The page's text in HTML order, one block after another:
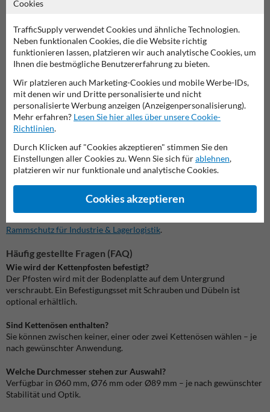
und Parkplatz
Dank der individuellen Konfigurationsmöglichkeiten lässt sich dieser
Pfosten optimal an Ihre Anforderungen anpassen. Wählen Sie aus
drei Durchmessern und bestimmen Sie selbst, ob und wie viele
Kettenösen Sie benötigen. In Kombination mit einerAbsperrkette
schaffen Sie eine einfache, effektive und gut sichtbare Barriere –
sowohl im Innen- als auch im Außenbereich.
Das optional erhältliche Befestigungsset sorgt für eine stabile
empfehlen wir einen Abstand von maximal 2,5 m zwischen zwei
Pfosten.
➡️ Entdecken Sie unsere passenden Lösungen im Bereich
Säulenschutz aus Stahl– perfekt zum Schutz angrenzender
Rammschutz für Industrie & Lagerlogistik.
Häufig gestellte Fragen (FAQ)
Wie wird der Kettenpfosten befestigt?
Der Pfosten wird mit der Bodenplatte auf dem Untergrund
verschraubt. Ein Befestigungsset mit Schrauben und Dübeln ist
optional erhältlich.
Sind Kettenösen enthalten?
Sie können zwischen keiner, einer oder zwei Kettenösen wählen – je
nach gewünschter Anwendung.
Welche Durchmesser stehen zur Auswahl?
Verfügbar in Ø60 mm, Ø76 mm oder Ø89 mm – je nach gewünschter
Stabilität und Optik.
Cookies
TrafficSupply verwendet Cookies und ähnliche Technologien.
Neben funktionalen Cookies, die die Website richtig
funktionieren lassen, platzieren wir auch analytische Cookies, um
Ihnen die bestmögliche Benutzererfahrung zu bieten.
Wir platzieren auch Marketing-Cookies und mobile Werbe-IDs,
mit denen wir und Dritte personalisierte und nicht
personalisierte Werbung anzeigen (Anzeigenpersonalisierung).
Mehr erfahren? Lesen Sie hier alles über unsere Cookie-
Richtlinien.
Durch Klicken auf "Cookies akzeptieren" stimmen Sie den
Einstellungen aller Cookies zu. Wenn Sie sich fürablehnen,
platzieren wir nur funktionale und analytische Cookies.
Cookies akzeptieren